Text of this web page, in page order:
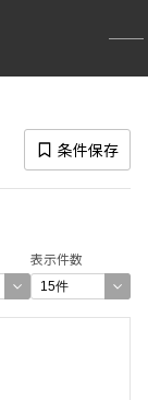
条件保存
表示件数
する